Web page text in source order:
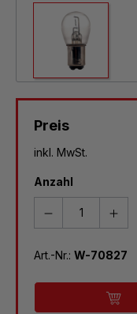
Preis
inkl. MwSt.
Anzahl
Art.-Nr.: W-70827